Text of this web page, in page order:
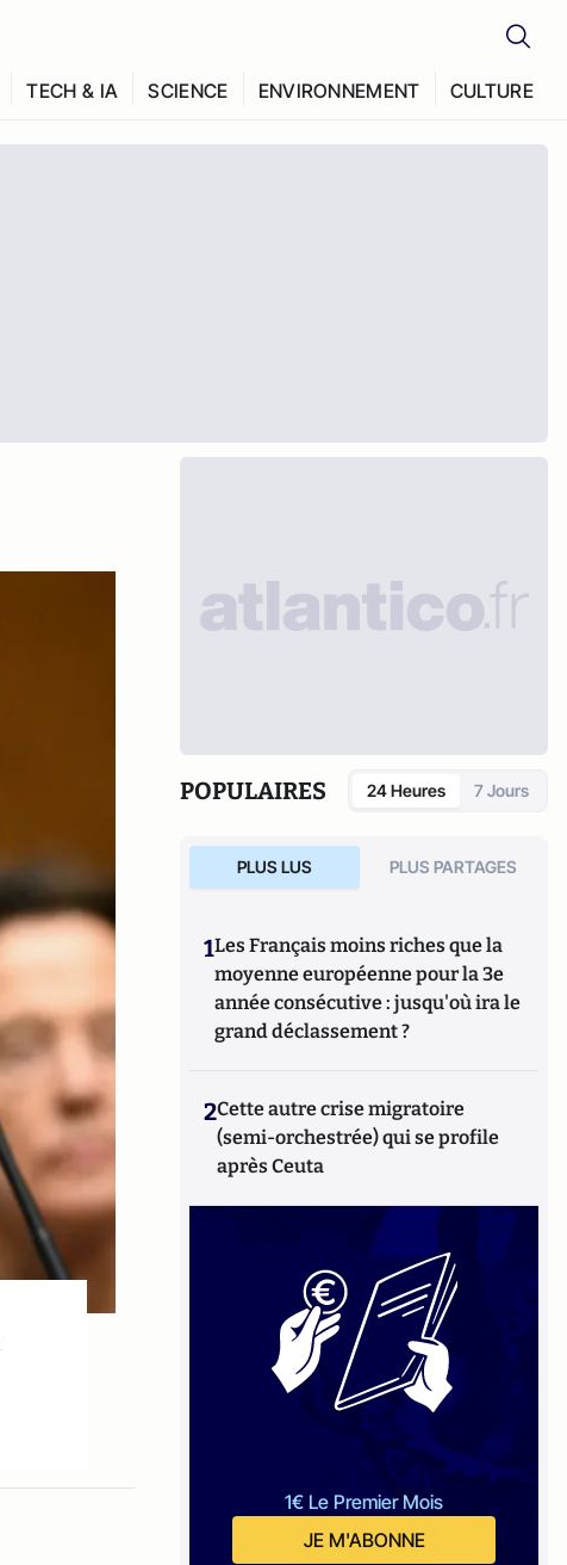
TECH & IA SCIENCE ENVIRONNEMENT CULTURE
POPULAIRES 24 Heures 7 Jours
PLUS LUS PLUS PARTAGES
1Les Français moins riches que la
moyenne européenne pour la 3e
année consécutive : jusqu'où ira le
grand déclassement ?
2Cette autre crise migratoire
(semi-orchestrée) qui se profile
après Ceuta
1€ Le Premier Mois
JE M'ABONNE